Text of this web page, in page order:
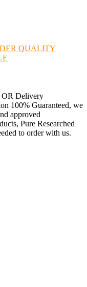
QUALITY
OR Delivery
100% Guaranteed, we
approved
Pure Researched
to order with us.